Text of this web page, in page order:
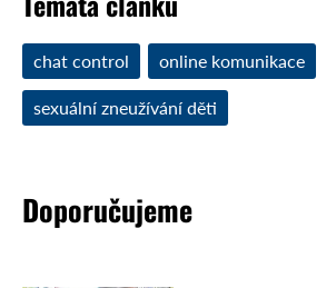
chat control online komunikace
sexuální zneužívání děti
Doporučujeme